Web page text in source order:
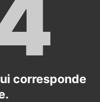
corresponde